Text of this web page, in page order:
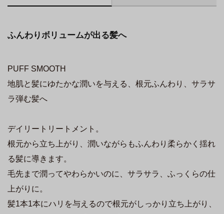
ふんわりボリュームが出る髪へ
PUFF SMOOTH
地肌と髪にゆたかな潤いを与える、根元ふんわり、サラサ
ラ弾む髪へ
デイリートリートメント。
根元から立ち上がり、潤いながらもふんわり柔らかく揺れ
る髪に導きます。
毛先まで潤ってやわらかいのに、サラサラ、ふっくらの仕
上がりに。
髪1本1本にハリを与えるので根元がしっかり立ち上がり、